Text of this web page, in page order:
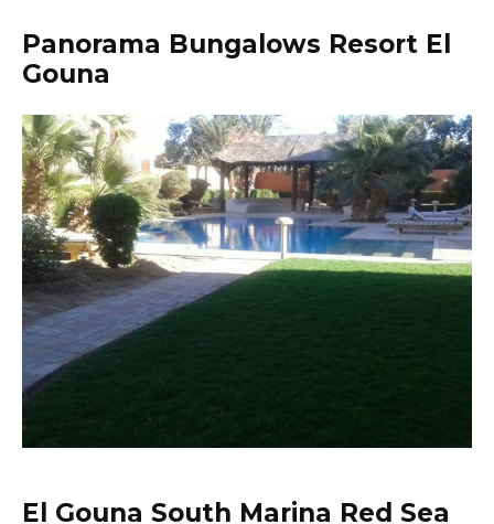
Panorama Bungalows Resort El
Gouna
El Gouna South Marina Red Sea